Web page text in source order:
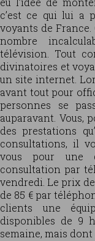
c’est ce qui lui a
voyants de
nombre
télévision. Tout
divinatoires et
un site internet.
avant tout pour
personnes se
auparavant. Vous,
des prestations
consultations, il
vous pour une
consultation par
vendredi. Le prix
de 85 € par
clients une
disponibles de 9
semaine, mais